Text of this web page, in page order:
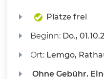
Plätze frei
Beginn: Do.,
Ort: Lemgo,
Ohne Gebühr.